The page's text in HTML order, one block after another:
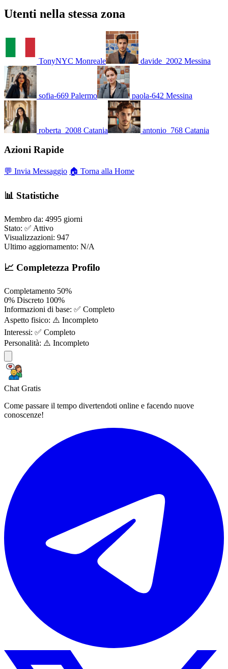
Utenti nella stessa zona
TonyNYC Monreale davide_2002 Messina
sofia-669 Palermo paola-642 Messina
roberta_2008 Catania antonio_768 Catania
Azioni Rapide
💬 Invia Messaggio 🏠 Torna alla Home
📊 Statistiche
Membro da: 4995 giorni
Stato: ✅ Attivo
Visualizzazioni: 947
Ultimo aggiornamento: N/A
📈 Completezza Profilo
Completamento 50%
0% Discreto 100%
Informazioni di base: ✅ Completo
Aspetto fisico: ⚠️ Incompleto
Interessi: ✅ Completo
Personalità: ⚠️ Incompleto
Chat Gratis
Come passare il tempo divertendoti online e facendo nuove
conoscenze!